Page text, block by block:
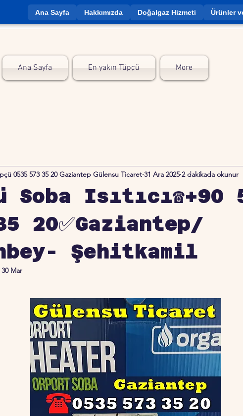
Ana Sayfa Hakkımızda Doğalgaz Hizmeti Ürünler
Ana Sayfa En yakın Tüpçü More
Soba Isıtıcı☎️+90
20✅Gaziantep/
Şehitkamil
0535 573 35 20 Gaziantep Gülensu Ticaret 31 Ara 2025 2 dakikada okunur
30 Mar
yıldız